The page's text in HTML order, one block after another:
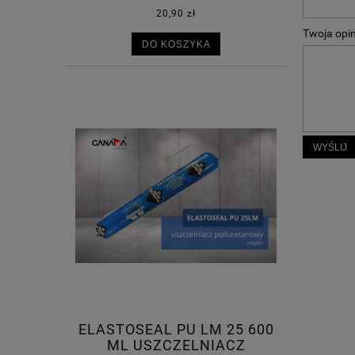
20,90 zł
DO KOSZYKA
ELASTOSEAL PU LM 25 600
ML USZCZELNIACZ
Twoja
WYŚLIJ